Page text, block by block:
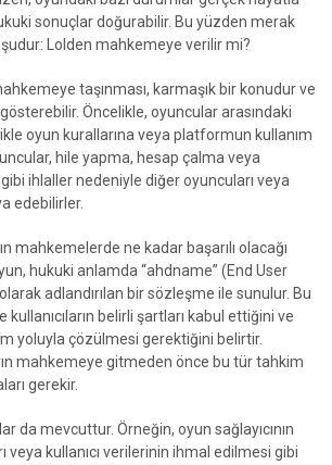
sonuçlar doğurabilir. Bu yüzden merak
Lolden mahkemeye verilir mi?
taşınması, karmaşık bir konudur ve
Öncelikle, oyuncular arasındaki
oyun kurallarına veya platformun kullanım
hile yapma, hesap çalma veya
ihlaller nedeniyle diğer oyuncuları veya
edebilirler.
mahkemelerde ne kadar başarılı olacağı
hukuki anlamda “ahdname” (End User
adlandırılan bir sözleşme ile sunulur. Bu
belirli şartları kabul ettiğini ve
yoluyla çözülmesi gerektiğini belirtir.
mahkemeye gitmeden önce bu tür tahkim
gerekir.
da mevcuttur. Örneğin, oyun sağlayıcının
veya kullanıcı verilerinin ihmal edilmesi gibi